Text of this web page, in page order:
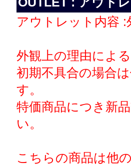
アウトレット内容 :
外観上の理由によ
初期不具合の場合
す。
特価商品につき新
い。
こちらの商品は他